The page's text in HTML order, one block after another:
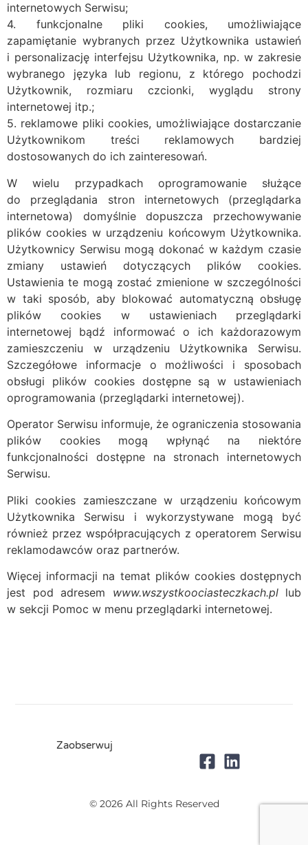
internetowych Serwisu;
4. funkcjonalne pliki cookies, umożliwiające
zapamiętanie wybranych przez Użytkownika ustawień
i personalizację interfejsu Użytkownika, np. w zakresie
wybranego języka lub regionu, z którego pochodzi
Użytkownik, rozmiaru czcionki, wyglądu strony
internetowej itp.;
5. reklamowe pliki cookies, umożliwiające dostarczanie
Użytkownikom treści reklamowych bardziej
dostosowanych do ich zainteresowań.
W wielu przypadkach oprogramowanie służące
do przeglądania stron internetowych (przeglądarka
internetowa) domyślnie dopuszcza przechowywanie
plików cookies w urządzeniu końcowym Użytkownika.
Użytkownicy Serwisu mogą dokonać w każdym czasie
zmiany ustawień dotyczących plików cookies.
Ustawienia te mogą zostać zmienione w szczególności
w taki sposób, aby blokować automatyczną obsługę
plików cookies w ustawieniach przeglądarki
internetowej bądź informować o ich każdorazowym
zamieszczeniu w urządzeniu Użytkownika Serwisu.
Szczegółowe informacje o możliwości i sposobach
obsługi plików cookies dostępne są w ustawieniach
oprogramowania (przeglądarki internetowej).
Operator Serwisu informuje, że ograniczenia stosowania
plików cookies mogą wpłynąć na niektóre
funkcjonalności dostępne na stronach internetowych
Serwisu.
Pliki cookies zamieszczane w urządzeniu końcowym
Użytkownika Serwisu i wykorzystywane mogą być
również przez współpracujących z operatorem Serwisu
reklamodawców oraz partnerów.
Więcej informacji na temat plików cookies dostępnych
jest pod adresem www.wszystkoociasteczkach.pllub
w sekcji Pomoc w menu przeglądarki internetowej.
Zaobserwuj
© 2026 All Rights Reserved